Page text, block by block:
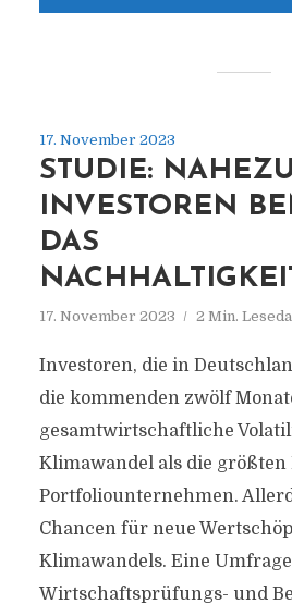
17. November 2023
STUDIE:
INVESTOREN
DAS
17. November 2023 2 Min.
Investoren, die in
die kommenden zwölf
gesamtwirtschaftliche
Klimawandel als die
Portfoliounternehmen.
Chancen für neue
Klimawandels. Eine
Wirtschaftsprüfungs- und